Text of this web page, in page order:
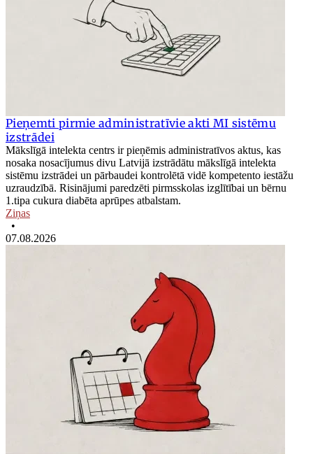
Pieņemti pirmie administratīvie akti MI sistēmu
izstrādei
Mākslīgā intelekta centrs ir pieņēmis administratīvos aktus, kas
nosaka nosacījumus divu Latvijā izstrādātu mākslīgā intelekta
sistēmu izstrādei un pārbaudei kontrolētā vidē kompetento iestāžu
uzraudzībā. Risinājumi paredzēti pirmsskolas izglītībai un bērnu
1.tipa cukura diabēta aprūpes atbalstam.
Ziņas
•
07.08.2026